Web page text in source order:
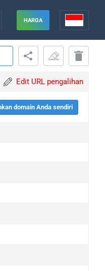
HARGA
Edit URL pengalihan
domain Anda sendiri